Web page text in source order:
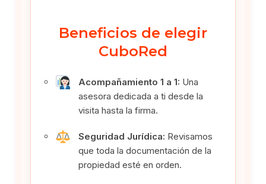
Beneficios de elegir
CuboRed
Acompañamiento 1 a 1: Una
asesora dedicada a ti desde la
visita hasta la firma.
Seguridad Jurídica: Revisamos
que toda la documentación de la
propiedad esté en orden.